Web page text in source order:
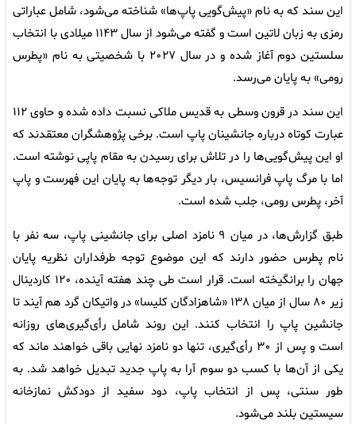
این سند که به نام «پیش‌گویی پاپ‌ها» شناخته می‌شود، شامل عباراتی
رمزی به زبان لاتین است و گفته می‌شود از سال ۱۱۴۳ میلادی با انتخاب
سلستین دوم آغاز شده و در سال ۲۰۲۷ با شخصیتی به نام «پطرس
رومی» به پایان می‌رسد.
این سند در قرون وسطی به قدیس ملاکی نسبت داده شده و حاوی ۱۱۲
عبارت کوتاه درباره جانشینان پاپ است. برخی پژوهشگران معتقدند که
او این پیش‌گویی‌ها را در تلاش برای رسیدن به مقام پاپی نوشته است.
اما با مرگ پاپ فرانسیس، بار دیگر توجه‌ها به پایان این فهرست و پاپ
آخر، پطرس رومی، جلب شده است.
طبق گزارش‌ها، در میان ۹ نامزد اصلی برای جانشینی پاپ، سه نفر با
نام پطرس حضور دارند که این موضوع توجه طرفداران نظریه پایان
جهان را برانگیخته است. قرار است طی چند هفته آینده، ۱۲۰ کاردینال
زیر ۸۰ سال از میان ۱۳۸ «شاهزادگان کلیسا» در واتیکان گرد هم آیند تا
جانشین پاپ را انتخاب کنند. این روند شامل رأی‌گیری‌های روزانه
است و پس از ۳۰ رأی‌گیری، تنها دو نامزد نهایی باقی خواهند ماند که
یکی از آن‌ها با کسب دو سوم آرا به پاپ جدید تبدیل خواهد شد. به
طور سنتی، پس از انتخاب پاپ، دود سفید از دودکش نمازخانه
سیستین بلند می‌شود.